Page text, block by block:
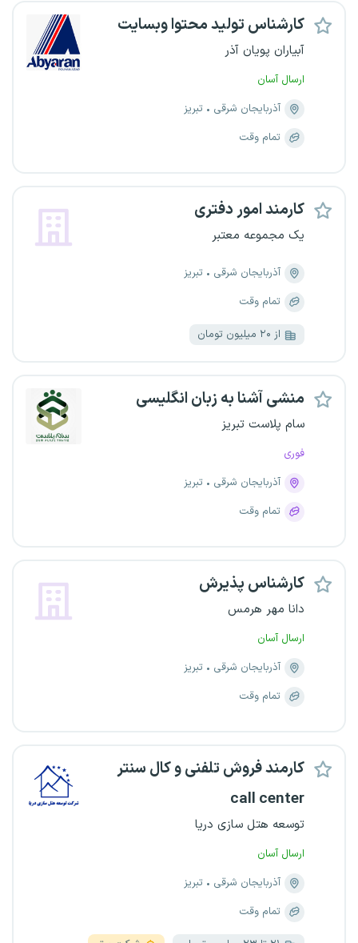
کارشناس تولید محتوا وبسایت
آبیاران پویان آذر
ارسال آسان
آذربایجان شرقی
تبریز
تمام وقت
کارمند امور دفتری
یک مجموعه معتبر
آذربایجان شرقی
تبریز
تمام وقت
از ۲۰ میلیون تومان
منشی آشنا به زبان انگلیسی
سام پلاست تبریز
فوری
آذربایجان شرقی
تبریز
تمام وقت
کارشناس پذیرش
دانا مهر هرمس
ارسال آسان
آذربایجان شرقی
تبریز
تمام وقت
کارمند فروش تلفنی و کال سنتر
call center
توسعه هتل سازی دریا
ارسال آسان
آذربایجان شرقی
تبریز
تمام وقت